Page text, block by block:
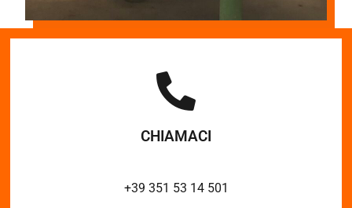
CHIAMACI
+39 351 53 14 501